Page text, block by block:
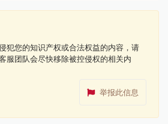
犯您的知识产权或合法权益的内容，请
服团队会尽快移除被控侵权的相关内
举报此信息